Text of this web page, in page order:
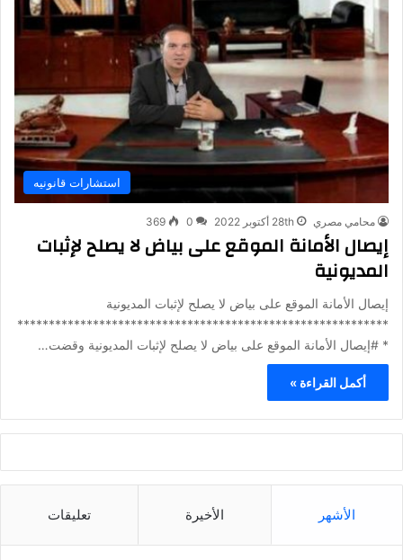
استشارات قانونيه
محامي مصري 28th أكتوبر 2022 0
369
إيصال الأمانة الموقع على بياض لا يصلح لإثبات
المديونية
إيصال الأمانة الموقع على بياض لا يصلح لإثبات المديونية
***********************************************************
* #️إيصال الأمانة الموقع على بياض لا يصلح لإثبات المديونية وقضت…
أكمل القراءة »
الأشهر الأخيرة تعليقات